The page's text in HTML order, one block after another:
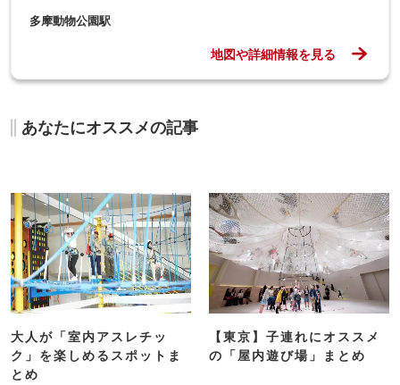
多摩動物公園駅
地図や詳細情報を見る
あなたにオススメの記事
大人が「室内アスレチッ
ク」を楽しめるスポットま
とめ
【東京】子連れにオススメ
の「屋内遊び場」まとめ